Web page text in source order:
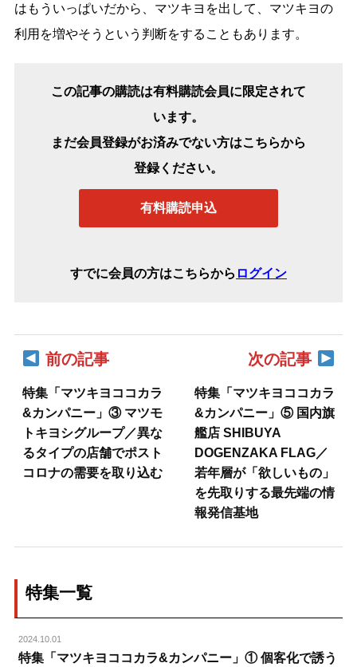
はもういっぱいだから、マツキヨを出して、マツキヨの
利用を増やそうという判断をすることもあります。
この記事の購読は有料購読会員に限定されて
います。
まだ会員登録がお済みでない方はこちらから
登録ください。
有料購読申込
すでに会員の方はこちらから ログイン
前の記事
特集「マツキヨココカラ
&カンパニー」③ マツモ
トキヨシグループ／異な
るタイプの店舗でポスト
コロナの需要を取り込む
次の記事
特集「マツキヨココカラ
&カンパニー」⑤ 国内旗
艦店 SHIBUYA
DOGENZAKA FLAG／
若年層が「欲しいもの」
を先取りする最先端の情
報発信基地
特集一覧
2024.10.01
特集「マツキヨココカラ&カンパニー」① 個客化で誘う